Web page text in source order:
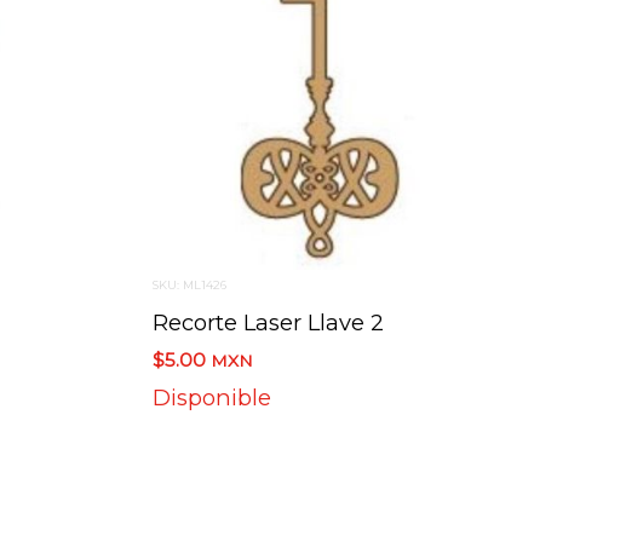
SKU: ML1426
Recorte Laser Llave 2
$5.00 MXN
Disponible